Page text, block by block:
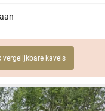
vergelijkbare kavels